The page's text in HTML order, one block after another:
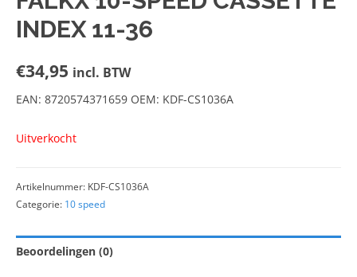
INDEX 11-36
€34,95 incl. BTW
EAN: 8720574371659 OEM: KDF-CS1036A
Uitverkocht
Artikelnummer: KDF-CS1036A
Categorie: 10 speed
Beoordelingen (0)